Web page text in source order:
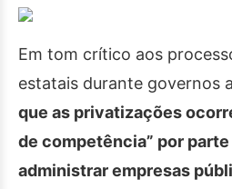
Em tom crítico aos
estatais durante governos
que as privatizações
de competência” por
administrar empresas